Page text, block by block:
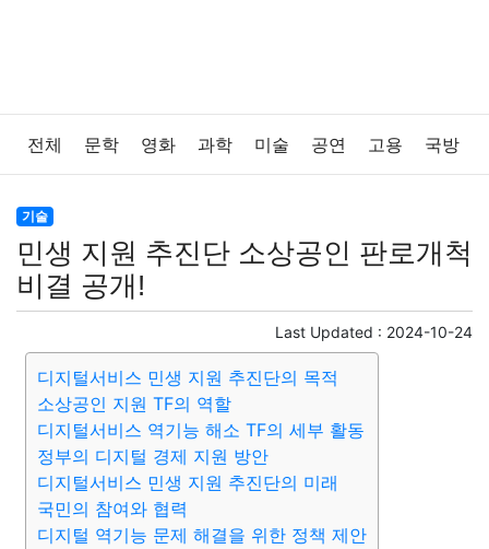
전체 문학 영화 과학 미술 공연 고용 국방
법률
보건 질병 가요 방송 일상 주식 암호화폐
반려동물 패션 미용
증권 인테리어 요리 상품리뷰 원예
게임 스포츠 사진 대출 자동차 취미
맛집 IT 컴퓨터
기술
민생 지원 추진단 소상공인 판로개척
비결 공개!
Last Updated : 2024-10-24
디지털서비스 민생 지원 추진단의 목적
소상공인 지원 TF의 역할
디지털서비스 역기능 해소 TF의 세부 활동
정부의 디지털 경제 지원 방안
디지털서비스 민생 지원 추진단의 미래
국민의 참여와 협력
디지털 역기능 문제 해결을 위한 정책 제안